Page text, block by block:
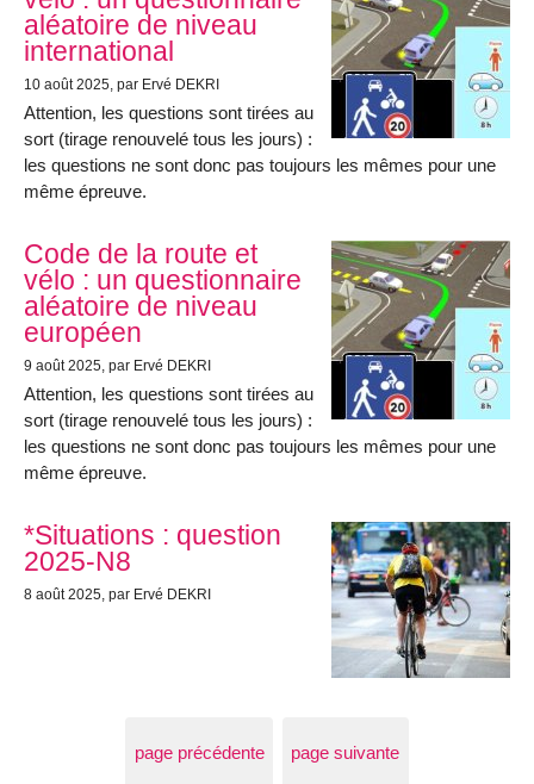
aléatoire de niveau
international
10 août 2025 , par Ervé DEKRI
Attention, les questions sont tirées au
sort (tirage renouvelé tous les jours) :
les questions ne sont donc pas toujours les mêmes pour une
même épreuve.
Code de la route et
vélo : un questionnaire
aléatoire de niveau
européen
9 août 2025 , par Ervé DEKRI
Attention, les questions sont tirées au
sort (tirage renouvelé tous les jours) :
les questions ne sont donc pas toujours les mêmes pour une
même épreuve.
*Situations : question
2025-N8
8 août 2025 , par Ervé DEKRI
page précédente page suivante